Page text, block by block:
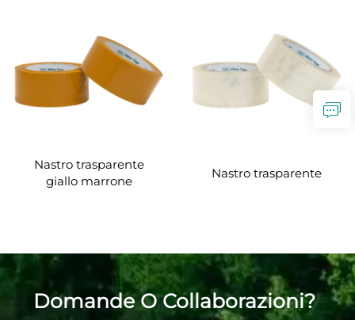
Nastro trasparente
giallo marrone
Nastro trasparente
Domande O Collaborazioni?